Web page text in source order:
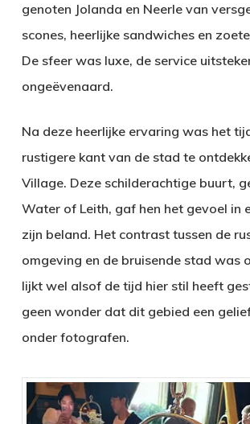
genoten Jolanda en Neerle van
scones, heerlijke sandwiches en
De sfeer was luxe, de service
ongeëvenaard.
Na deze heerlijke ervaring was het
rustigere kant van de stad te
Village. Deze schilderachtige buurt,
Water of Leith, gaf hen het gevoel in
zijn beland. Het contrast tussen de
omgeving en de bruisende stad was
lijkt wel alsof de tijd hier stil heeft
geen wonder dat dit gebied een
onder fotografen.